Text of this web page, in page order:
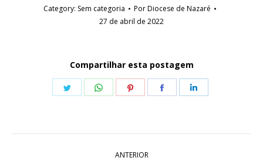
Category: Sem categoria PorDiocese de Nazaré
27 de abril de 2022
Compartilhar esta postagem
Share
Share
Share
Share
ANTERIOR